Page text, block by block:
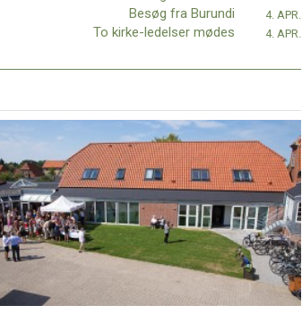
Besøg fra Burundi 4. APR.
To kirke-ledelser mødes 4. APR.